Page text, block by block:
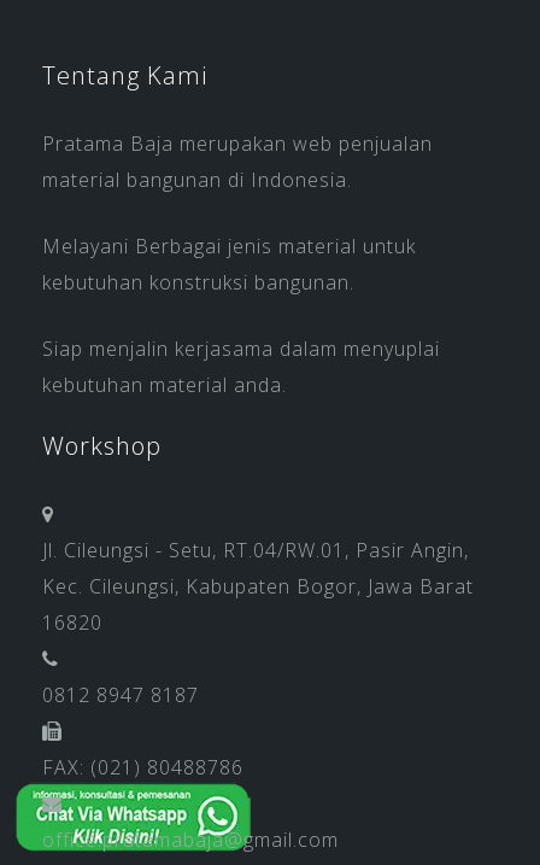
Tentang Kami
Pratama Baja merupakan web penjualan
material bangunan di Indonesia.
Melayani Berbagai jenis material untuk
kebutuhan konstruksi bangunan.
Siap menjalin kerjasama dalam menyuplai
kebutuhan material anda.
Workshop
Jl. Cileungsi - Setu, RT.04/RW.01, Pasir Angin,
Kec. Cileungsi, Kabupaten Bogor, Jawa Barat
16820
0812 8947 8187
FAX: (021) 80488786
office.pratamabaja@gmail.com